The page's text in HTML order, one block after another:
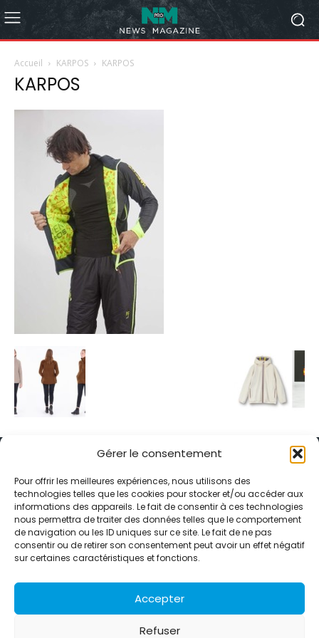
Gérer le consentement
Pour offrir les meilleures expériences, nous utilisons des
technologies telles que les cookies pour stocker et/ou accéder aux
informations des appareils. Le fait de consentir à ces technologies
nous permettra de traiter des données telles que le comportement
de navigation ou les ID uniques sur ce site. Le fait de ne pas
consentir ou de retirer son consentement peut avoir un effet négatif
sur certaines caractéristiques et fonctions.
Accepter
Refuser
Accueil KARPOS KARPOS
KARPOS
Alternative Média est une agence de relations presse et de
relations publiques basée à Grenoble. Depuis 1995, elle conçoit et
pilote des stratégies de visibilité en France et à l’international
grâce à un réseau d’agences partenaires.